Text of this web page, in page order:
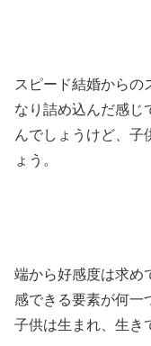
スピード結婚からの
なり詰め込んだ感じ
んでしょうけど、子
ょう。
端から好感度は求め
感できる要素が何一
子供は生まれ、生き